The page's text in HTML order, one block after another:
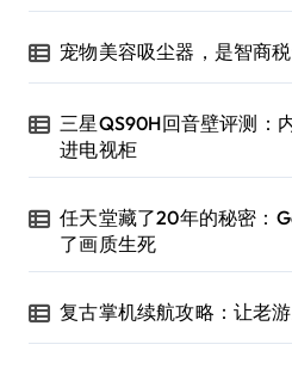
宠物美容吸尘器，是智商
三星QS90H回音壁评测：
进电视柜
任天堂藏了20年的秘密：
了画质生死
复古掌机续航攻略：让老